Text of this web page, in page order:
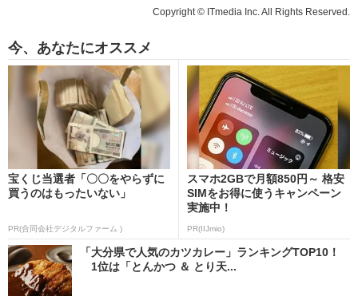
Copyright © ITmedia Inc. All Rights Reserved.
今、あなたにオススメ
宝くじ当選者「〇〇をやらずに
買うのはもったいない」
PR(合同会社デジタルファーム )
スマホ2GBで月額850円～ 格安
SIMをお得に使うキャンペーン
実施中！
PR(IIJmio)
「大分県で人気のカツカレー」ランキングTOP10！
1位は「とんかつ ＆ とり天...